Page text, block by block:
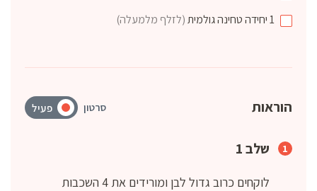
1יחידהטחינה גולמית(לזלף מלמעלה)
הוראות סרטון פעיל
שלב 1
לוקחים כרוב גדול לבן ומורידים את 4 השכבות